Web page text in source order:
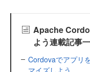
Apache
よう連載記事
Cordovaでアプリ
マイズしよう